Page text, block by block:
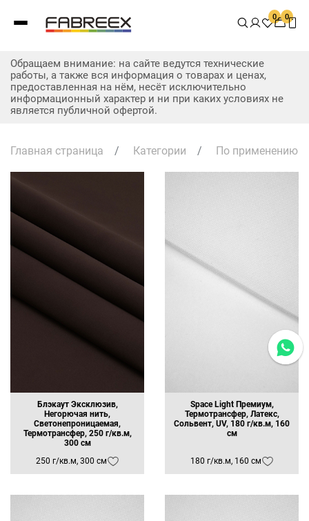
0 0
Обращаем внимание: на сайте ведутся технические
работы, а также вся информация о товарах и ценах,
предоставленная на нём, несёт исключительно
информационный характер и ни при каких условиях не
является публичной офертой.
Главная страница / Категории / По применению
Блэкаут Эксклюзив,
Негорючая нить,
Светонепроницаемая,
Термотрансфер, 250 г/кв.м,
300 см
250 г/кв.м, 300 см
Space Light Премиум,
Термотрансфер, Латекс,
Сольвент, UV, 180 г/кв.м, 160
см
180 г/кв.м, 160 см